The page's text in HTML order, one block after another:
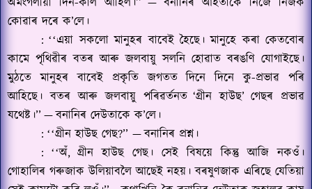
কোৱাৰ দৰে ক’লে।
: ‘‘এয়া সকলো মানুহৰ বাবেই হৈছে। মানুহে কৰা কেতবোৰ
কামে পৃথিৱীৰ বতৰ আৰু জলবায়ু সলনি হোৱাত বৰঙণি যোগাইছে।
মুঠতে মানুহৰ বাবেই প্ৰকৃতি জগতত দিনে দিনে কু-প্ৰভাৱ পৰি
আহিছে। বতৰ আৰু জলবায়ু পৰিৱৰ্তনত ‘গ্ৰীন হাউছ’ গেছৰ প্ৰভাৱ
যথেষ্ট।’’ —বনানিৰ দেউতাকে ক’লে।
: ‘‘গ্ৰীন হাউছ গেছ?’’ —বনানিৰ প্ৰশ্ন।
: ‘‘অঁ, গ্ৰীন হাউছ গেছ। সেই বিষয়ে কিন্তু আজি নকওঁ।
গোহালিৰ গৰুজাক উলিয়াবলৈ আছেই নহয়। বৰষুণজাক এৰিছে যেতিয়া